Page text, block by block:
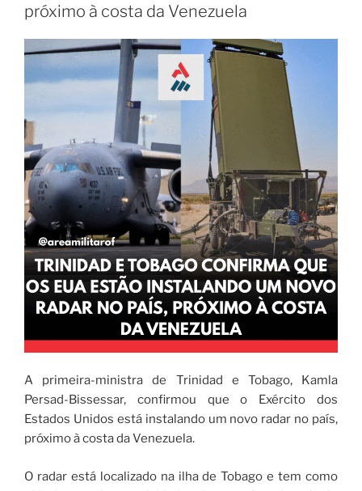
próximo à costa da Venezuela
A primeira-ministra de Trinidad e Tobago, Kamla
Persad-Bissessar, confirmou que o Exército dos
Estados Unidos está instalando um novo radar no país,
próximo à costa da Venezuela.
O radar está localizado na ilha de Tobago e tem como